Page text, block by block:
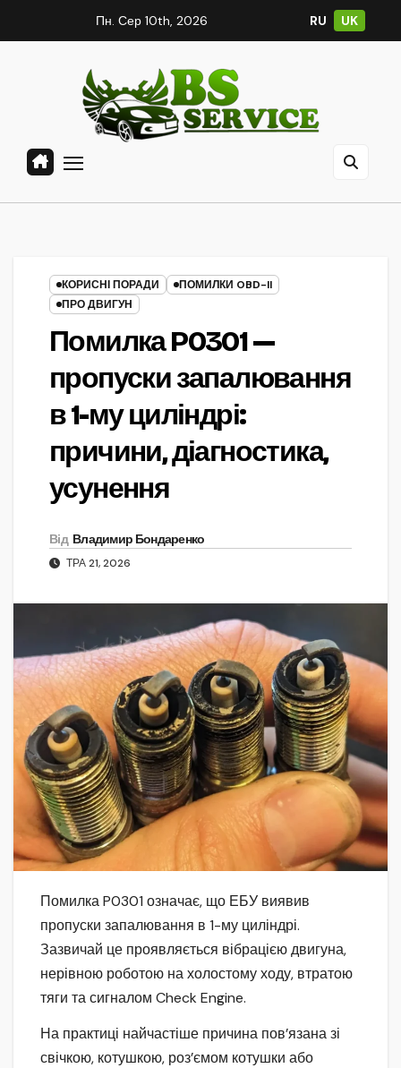
to
Пн. Сер 10th, 2026 RU UK
КОРИСНІ ПОРАДИ
ПОМИЛКИ OBD-II
ПРО ДВИГУН
Помилка P0301 —
пропуски запалювання
в 1-му циліндрі:
причини, діагностика,
усунення
Від Владимир Бондаренко
ТРА 21, 2026
Помилка P0301 означає, що ЕБУ виявив
пропуски запалювання в 1-му циліндрі.
Зазвичай це проявляється вібрацією двигуна,
нерівною роботою на холостому ходу, втратою
тяги та сигналом Check Engine.
На практиці найчастіше причина пов’язана зі
свічкою, котушкою, роз’ємом котушки або